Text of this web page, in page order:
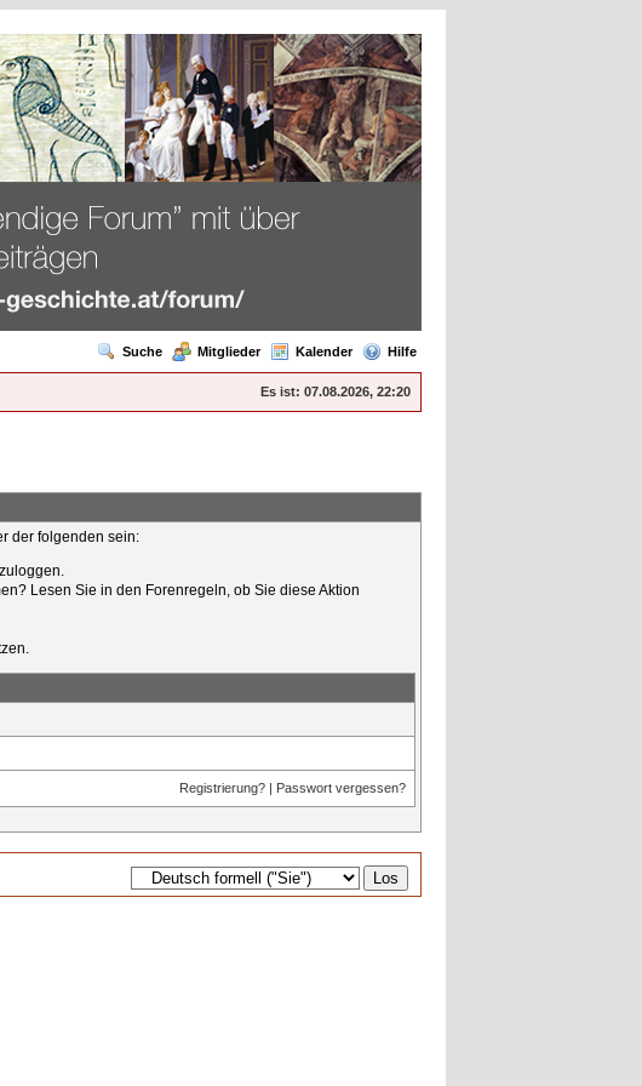
Suche Mitglieder Kalender Hilfe
Es ist: 07.08.2026, 22:20
der folgenden sein:
Lesen Sie in den Forenregeln, ob Sie diese Aktion
Registrierung? | Passwort vergessen?